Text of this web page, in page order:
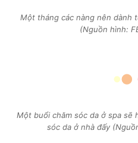
Một tháng các nàng nên dành
(Nguồn hình:
Một buổi chăm sóc da ở spa sẽ
sóc da ở nhà đấy